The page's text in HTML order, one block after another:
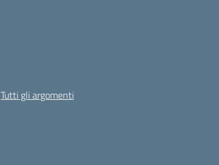
Tutti gli argomenti